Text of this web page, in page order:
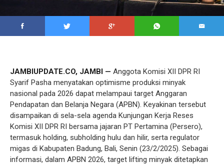
JAMBIUPDATE.CO, JAMBI — Anggota Komisi XII DPR RI
Syarif Pasha menyatakan optimisme produksi minyak
nasional pada 2026 dapat melampaui target Anggaran
Pendapatan dan Belanja Negara (APBN). Keyakinan tersebut
disampaikan di sela-sela agenda Kunjungan Kerja Reses
Komisi XII DPR RI bersama jajaran PT Pertamina (Persero),
termasuk holding, subholding hulu dan hilir, serta regulator
migas di Kabupaten Badung, Bali, Senin (23/2/2025). Sebagai
informasi, dalam APBN 2026, target lifting minyak ditetapkan